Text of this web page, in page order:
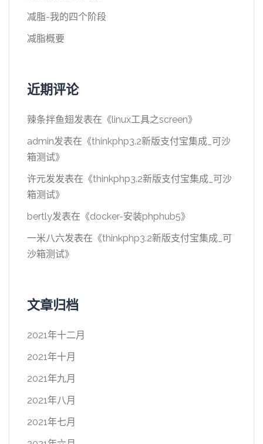
减脂-我的四个阶段
减脂概要
近期评论
辣条拌鱼翅发表在《linux工具之screen》
admin发表在《thinkphp3.2新版支付宝集成_可沙
箱测试》
许元发发表在《thinkphp3.2新版支付宝集成_可沙
箱测试》
bertly发表在《docker-安装phphub5》
一米八六发表在《thinkphp3.2新版支付宝集成_可
沙箱测试》
文章归档
2021年十二月
2021年十月
2021年九月
2021年八月
2021年七月